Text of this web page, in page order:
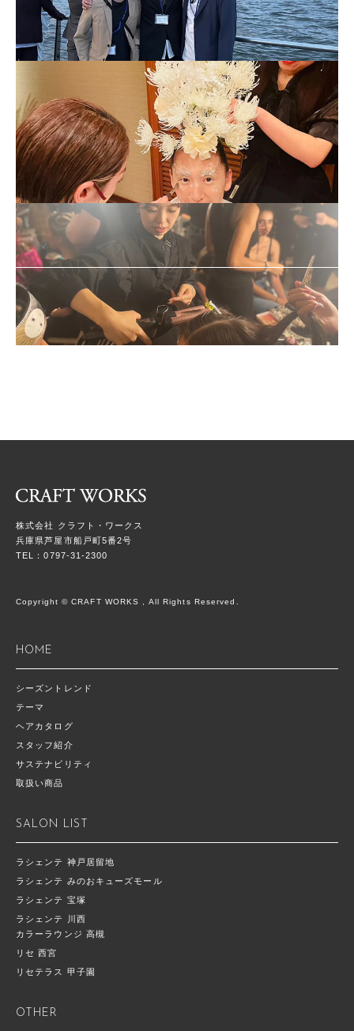
株式会社 クラフト・ワークス
兵庫県芦屋市船戸町5番2号
TEL：0797-31-2300
Copyright © CRAFT WORKS , All Rights Reserved.
HOME
シーズントレンド
テーマ
ヘアカタログ
スタッフ紹介
サステナビリティ
取扱い商品
SALON LIST
ラシェンテ 神戸居留地
ラシェンテ みのおキューズモール
ラシェンテ 宝塚
ラシェンテ 川西
カラーラウンジ 高槻
リセ 西宮
リセテラス 甲子園
OTHER